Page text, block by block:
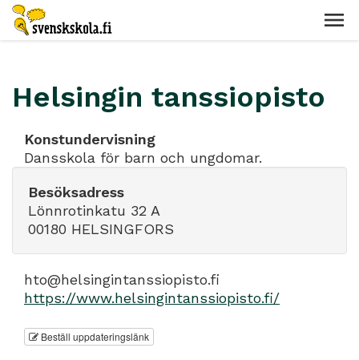
Helsingin tanssiopisto
Konstundervisning
Dansskola för barn och ungdomar.
Besöksadress
Lönnrotinkatu 32 A
00180 HELSINGFORS
hto@helsingintanssiopisto.fi
https://www.helsingintanssiopisto.fi/
Beställ uppdateringslänk